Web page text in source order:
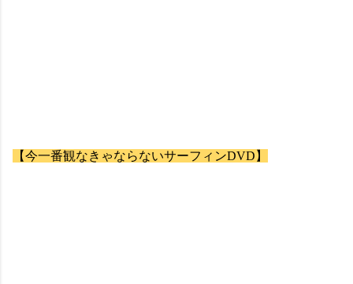
【今一番観なきゃならないサーフィンDVD】